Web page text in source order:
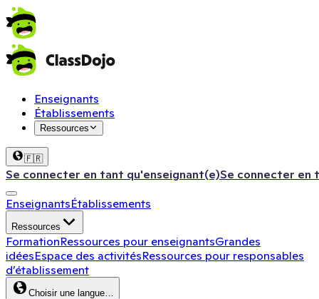
Enseignants
Établissements
Ressources
🇫🇷
Se connecter en tant qu'enseignant(e)Se connecter en
EnseignantsÉtablissements
Ressources
FormationRessources pour enseignantsGrandes
idéesEspace des activitésRessources pour responsables
d’établissement
Choisir une langue…